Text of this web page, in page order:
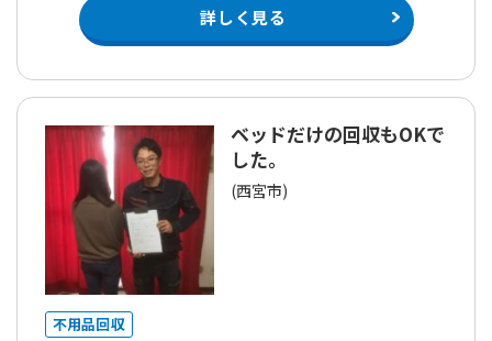
詳しく見る
ベッドだけの回収もOKで
した。
(西宮市)
不用品回収